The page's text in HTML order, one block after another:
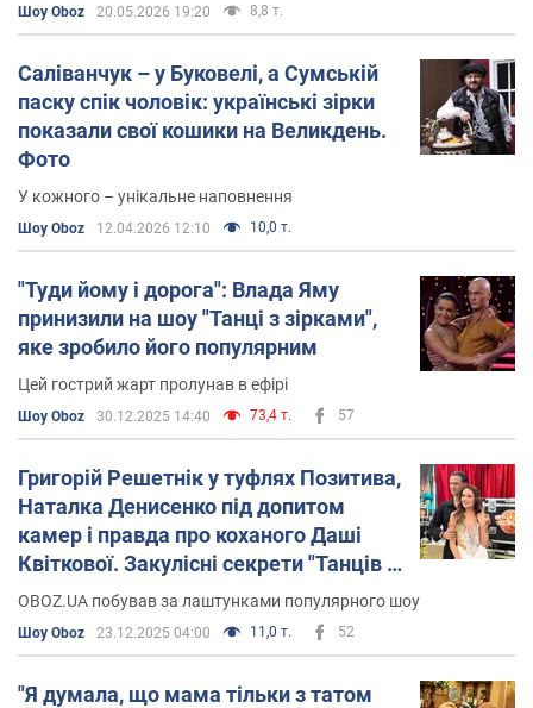
Шоу Oboz 20.05.2026 19:20 8,8 т.
Саліванчук – у Буковелі, а Сумській
паску спік чоловік: українські зірки
показали свої кошики на Великдень.
Фото
У кожного – унікальне наповнення
Шоу Oboz 12.04.2026 12:10 10,0 т.
"Туди йому і дорога": Влада Яму
принизили на шоу "Танці з зірками",
яке зробило його популярним
Цей гострий жарт пролунав в ефірі
Шоу Oboz 30.12.2025 14:40 73,4 т. 57
Григорій Решетнік у туфлях Позитива,
Наталка Денисенко під допитом
камер і правда про коханого Даші
Квіткової. Закулісні секрети "Танців з
зірками"
OBOZ.UA побував за лаштунками популярного шоу
Шоу Oboz 23.12.2025 04:00 11,0 т. 52
"Я думала, що мама тільки з татом